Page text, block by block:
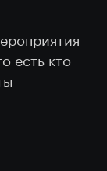
есть кто